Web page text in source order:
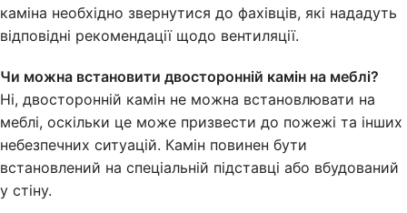
каміна необхідно звернутися до фахівців, які нададуть
відповідні рекомендації щодо вентиляції.
Чи можна встановити двосторонній камін на меблі?
Ні, двосторонній камін не можна встановлювати на
меблі, оскільки це може призвести до пожежі та інших
небезпечних ситуацій. Камін повинен бути
встановлений на спеціальній підставці або вбудований
у стіну.